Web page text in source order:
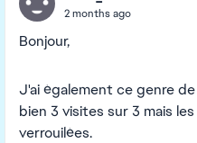
2 months ago
Bonjour,
J'ai également ce genre
bien 3 visites sur 3 mais
verrouilées.